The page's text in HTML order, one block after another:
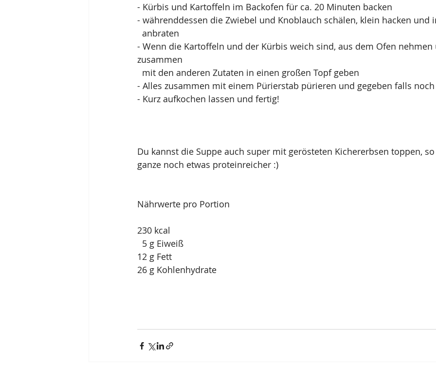
- Kürbis und Kartoffeln im Backofen für ca. 20 Minuten backen
- währenddessen die Zwiebel und Knoblauch schälen, klein hacken und
  anbraten
- Wenn die Kartoffeln und der Kürbis weich sind, aus dem Ofen
zusammen
  mit den anderen Zutaten in einen großen Topf geben
- Alles zusammen mit einem Pürierstab pürieren und gegeben falls
- Kurz aufkochen lassen und fertig!
Du kannst die Suppe auch super mit gerösteten Kichererbsen toppen,
ganze noch etwas proteinreicher :)
Nährwerte pro Portion
230 kcal
  5 g Eiweiß
12 g Fett
26 g Kohlenhydrate